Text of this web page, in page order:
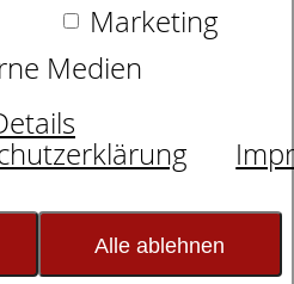
Marketing
Medien
Alle ablehnen
M2 memory